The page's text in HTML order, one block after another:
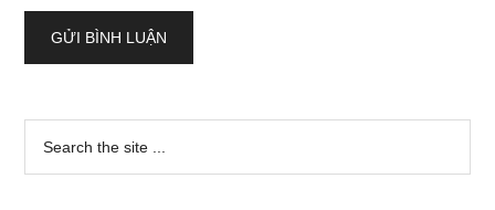
Sidebar
chính